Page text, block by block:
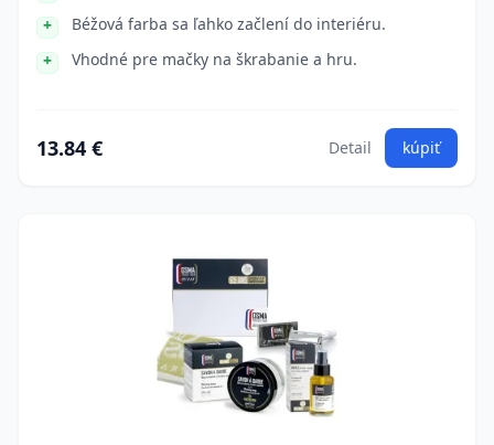
Béžová farba sa ľahko začlení do interiéru.
Vhodné pre mačky na škrabanie a hru.
13.84 € Detail kúpiť